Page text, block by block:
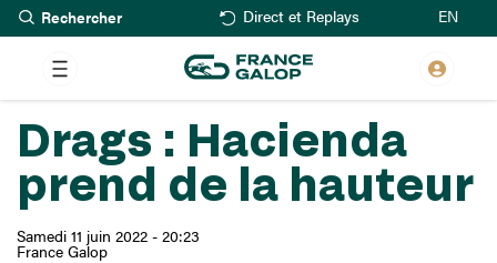
Aller
au
contenu
principal
Rechercher Direct et Replays EN
Drags : Hacienda
prend de la hauteur
Samedi 11 juin 2022 - 20:23
France Galop